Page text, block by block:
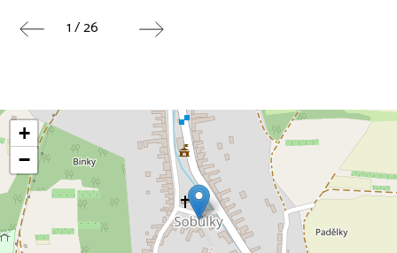
1 / 26
+
−